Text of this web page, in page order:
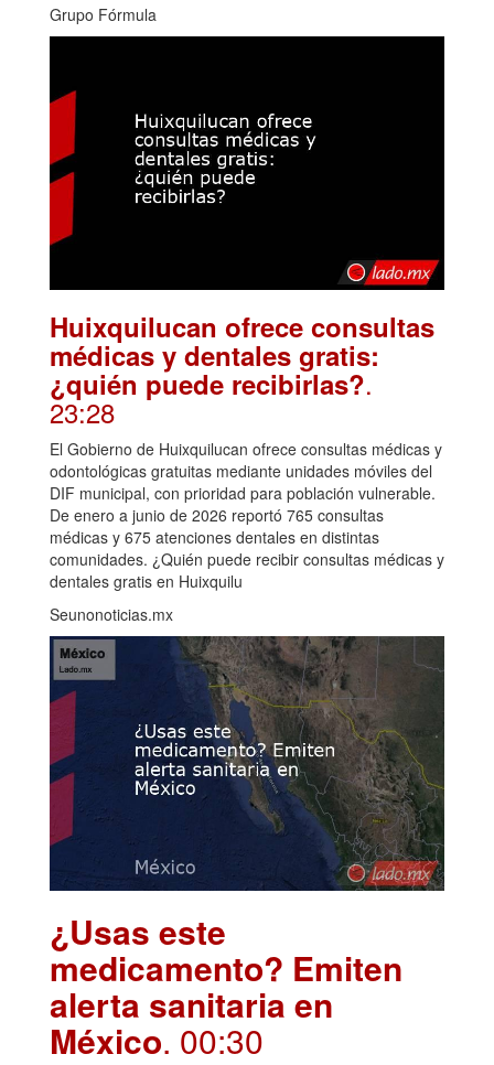
Grupo Fórmula
Huixquilucan ofrece consultas
médicas y dentales gratis:
¿quién puede recibirlas?.
23:28
El Gobierno de Huixquilucan ofrece consultas médicas y
odontológicas gratuitas mediante unidades móviles del
DIF municipal, con prioridad para población vulnerable.
De enero a junio de 2026 reportó 765 consultas
médicas y 675 atenciones dentales en distintas
comunidades. ¿Quién puede recibir consultas médicas y
dentales gratis en Huixquilu
Seunonoticias.mx
¿Usas este
medicamento? Emiten
alerta sanitaria en
México. 00:30